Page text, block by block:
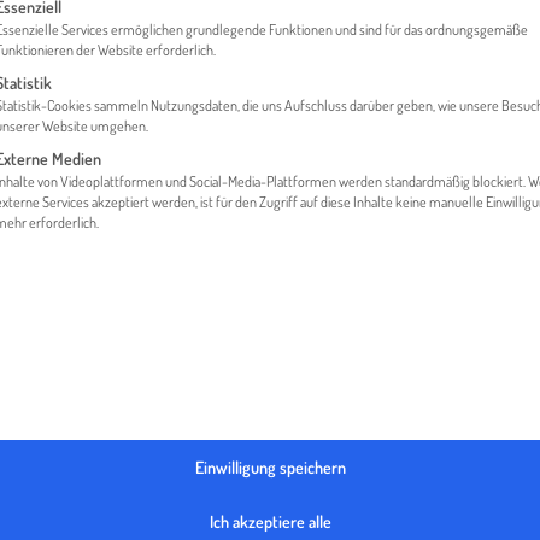
MEDIATHEK
Services ermöglichen grundlegende Funktionen und sind für das ordnungsgemäße
der Website erforderlich.
Cookies sammeln Nutzungsdaten, die uns Aufschluss darüber geben, wie unsere
Website umgehen.
Medien
von Videoplattformen und Social-Media-Plattformen werden standardmäßig blockiert.
Services akzeptiert werden, ist für den Zugriff auf diese Inhalte keine manuelle
erforderlich.
Einwilligung speichern
Ich akzeptiere alle